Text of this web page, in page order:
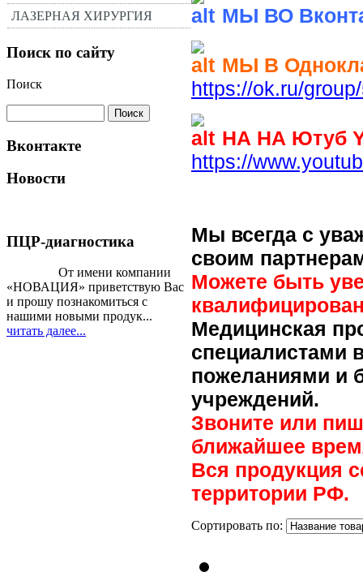
ЛАЗЕРНАЯ ХИРУРГИЯ
Поиск по сайту
Поиск
Вконтакте
Новости
ПЦР-диагностика
От имени компании
«НОВАЦИЯ» приветствую Вас
и прошу познакомиться с
нашими новыми продук...
читать далее...
МЫ ВО
МЫ В
https://ok.ru/
НА НА Ютуб
https://
Мы всегда с
своим
Можете быть
Медицинская
специалистами
пожеланиями и
учреждений.
Звоните или
ближайшее
Вся продукция
территории РФ.
Сортировать по: